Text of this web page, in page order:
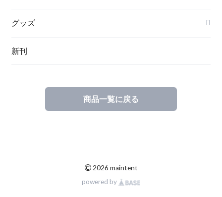
その他
ポーランド
グッズ
新刊
商品一覧に戻る
© 2026 maintent
powered by